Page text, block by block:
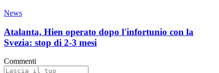
News
Atalanta, Hien operato dopo l'infortunio con la
Svezia: stop di 2-3 mesi
Commenti